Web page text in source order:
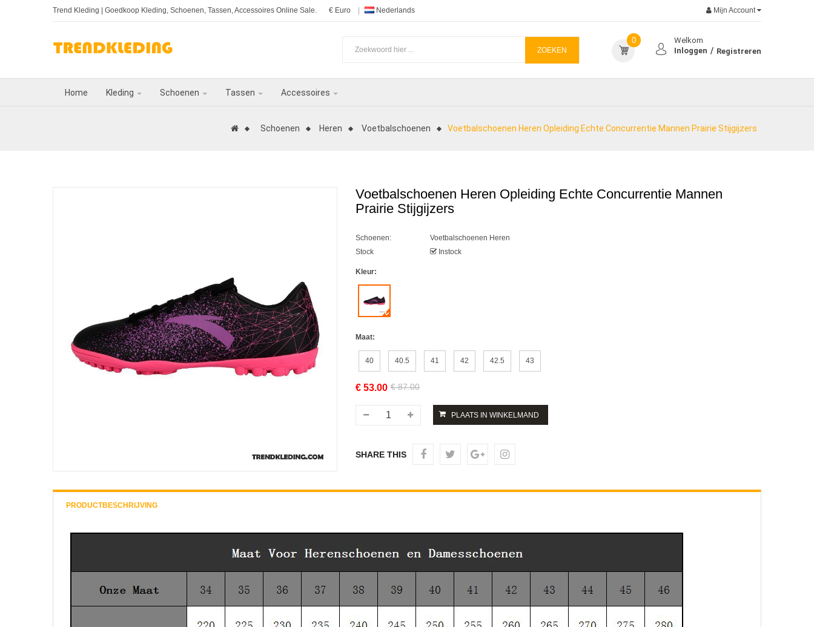
Trend Kleding | Goedkoop Kleding, Schoenen, Tassen, Accessoires Online Sale. € Euro Nederlands Mijn Account
ZOEKEN
Welkom
Inloggen
Registreren
0
Home Kleding Schoenen Tassen Accessoires
Schoenen Heren Voetbalschoenen Voetbalschoenen Heren Opleiding Echte Concurrentie Mannen Prairie Stijgijzers
Voetbalschoenen Heren Opleiding Echte Concurrentie Mannen
Prairie Stijgijzers
Schoenen:
Voetbalschoenen Heren
Stock
Instock
Kleur:
Maat:
40 40.5 41 42 42.5 43
€ 53.00 € 87.00
SHARE THIS
PRODUCTBESCHRIJVING